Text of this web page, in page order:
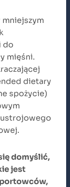
do
mięśni.
dietary
spożycie)
domyślić,
jest